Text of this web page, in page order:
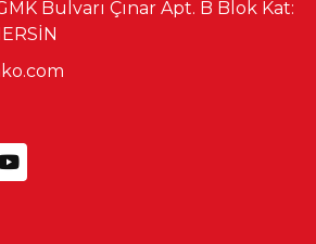
Bulvarı Çınar Apt. B Blok Kat: